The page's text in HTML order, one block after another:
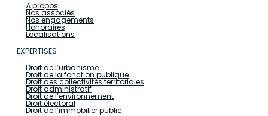
À propos
Nos associés
Nos engagements
Honoraires
Localisations
EXPERTISES
Droit de l’urbanisme
Droit de la fonction publique
Droit des collectivités territoriales
Droit administratif
Droit de l’environnement
Droit électoral
Droit de l’immobilier public